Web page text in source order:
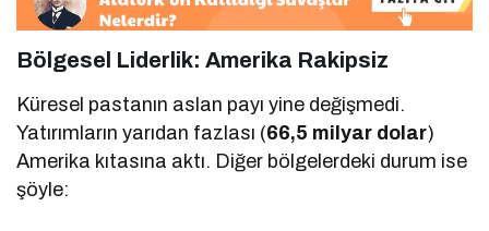
Bölgesel Liderlik: Amerika Rakipsiz
Küresel pastanın aslan payı yine değişmedi.
Yatırımların yarıdan fazlası (66,5 milyar dolar)
Amerika kıtasına aktı. Diğer bölgelerdeki durum ise
şöyle: